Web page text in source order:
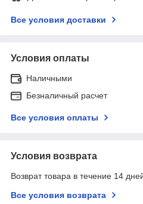
Все условия доставки
Условия оплаты
Наличными
Безналичный расчет
Все условия оплаты
Условия возврата
Возврат товара в течение 14
Все условия возврата